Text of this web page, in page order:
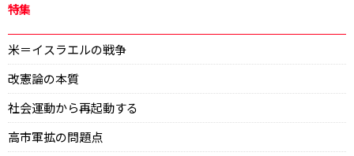
特集
米＝イスラエルの戦争
改憲論の本質
社会運動から再起動する
高市軍拡の問題点